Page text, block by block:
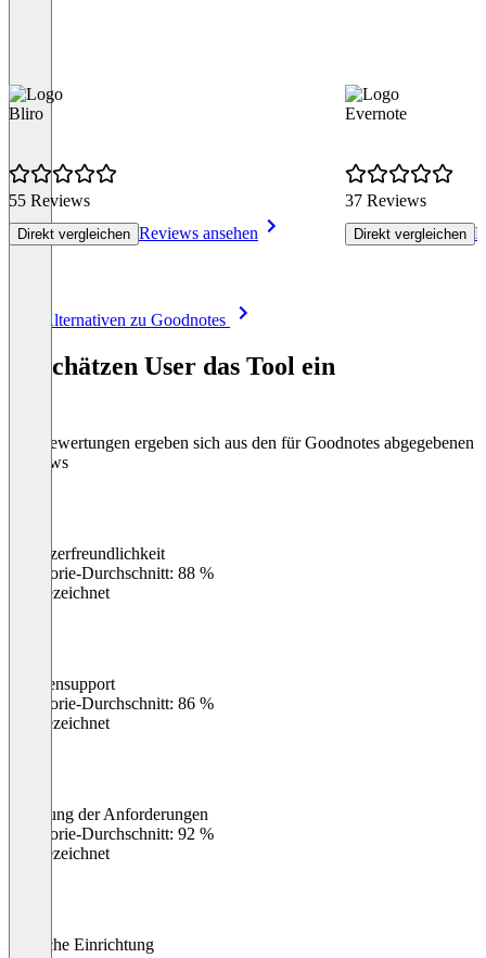
Bliro
55 Reviews
Direkt vergleichen Reviews ansehen
Evernote
37 Reviews
Direkt vergleichen
Alle Alternativen zu Goodnotes
So schätzen User das Tool ein
Die Bewertungen ergeben sich aus den für Goodnotes abgegebenen
Reviews
Benutzerfreundlichkeit
Kategorie-Durchschnitt: 88 %
Ausgezeichnet
Kundensupport
Kategorie-Durchschnitt: 86 %
Ausgezeichnet
Erfüllung der Anforderungen
Kategorie-Durchschnitt: 92 %
Ausgezeichnet
Einfache Einrichtung